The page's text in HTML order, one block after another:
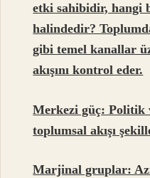
etki sahibidir, hangi
halindedir?
gibi temel kanallar
akışını kontrol eder.
Merkezi güç: Politik
toplumsal akışı
Marjinal gruplar: